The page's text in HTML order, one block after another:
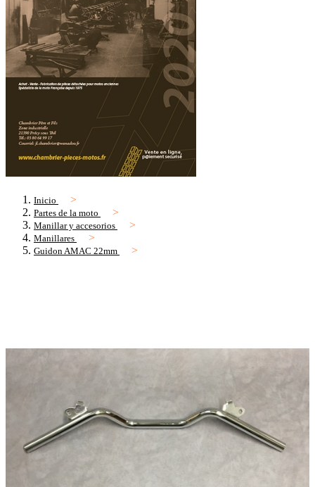
Inicio
Partes de la moto
Manillar y accesorios
Manillares
Guidon AMAC 22mm